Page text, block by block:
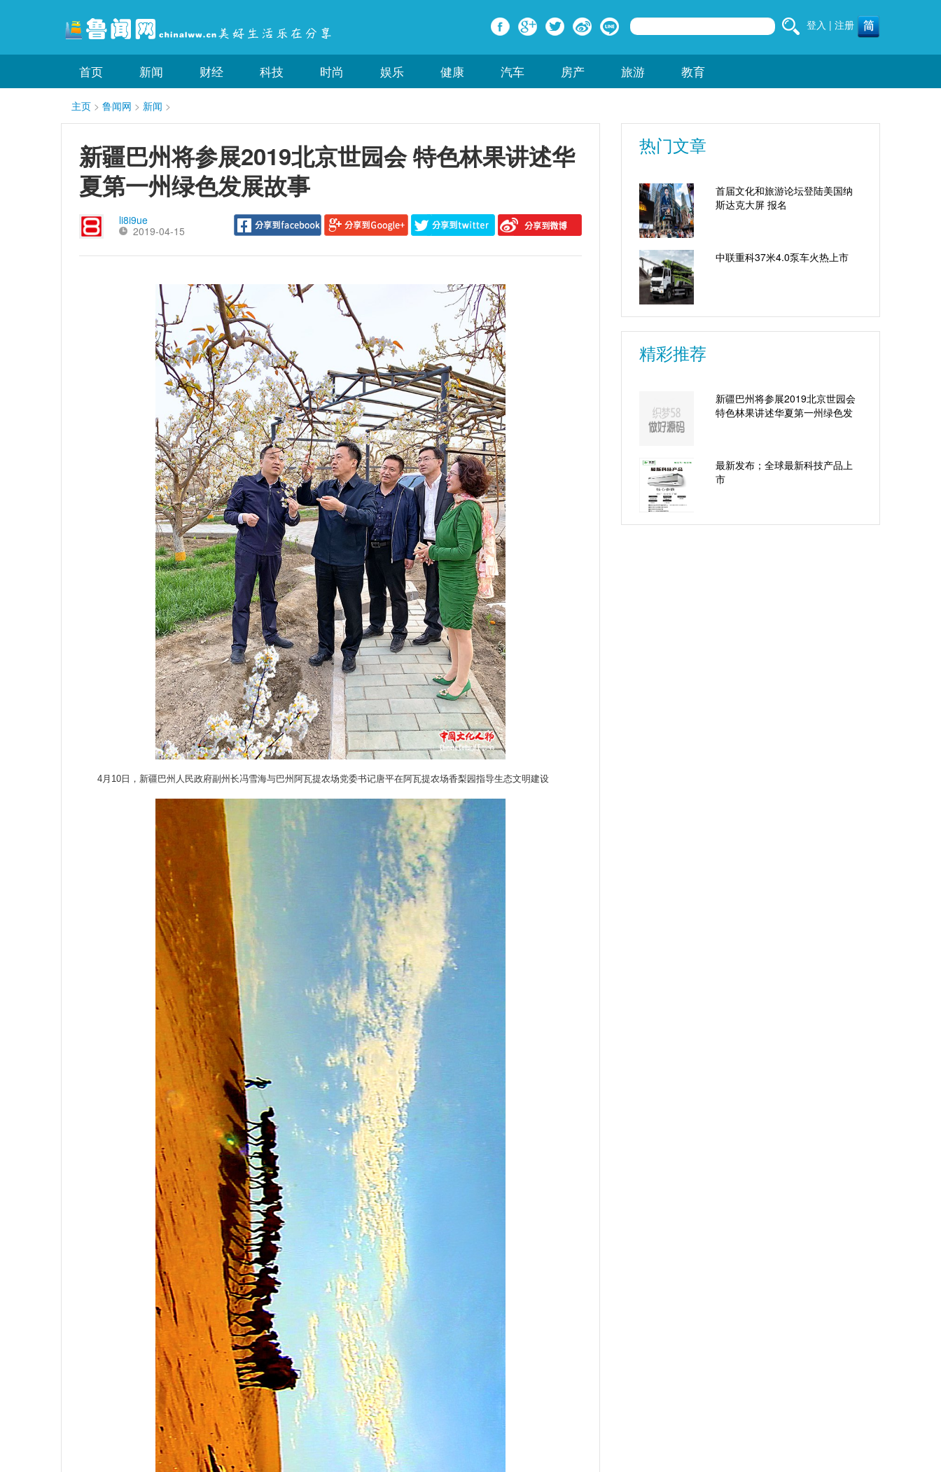
登入 | 注册
首页 新闻 财经 科技 时尚 娱乐 健康 汽车 房产 旅游 教育
主页 > 鲁闻网 > 新闻 >
新疆巴州将参展2019北京世园会 特色林果讲述华
夏第一州绿色发展故事
li8i9ue
2019-04-15
4月10日，新疆巴州人民政府副州长冯雪海与巴州阿瓦提农场党委书记唐平在阿瓦提农场香梨园指导生态文明建设
热门文章
首届文化和旅游论坛登陆美国纳
斯达克大屏 报名
中联重科37米4.0泵车火热上市
精彩推荐
新疆巴州将参展2019北京世园会
特色林果讲述华夏第一州绿色发
最新发布；全球最新科技产品上
市